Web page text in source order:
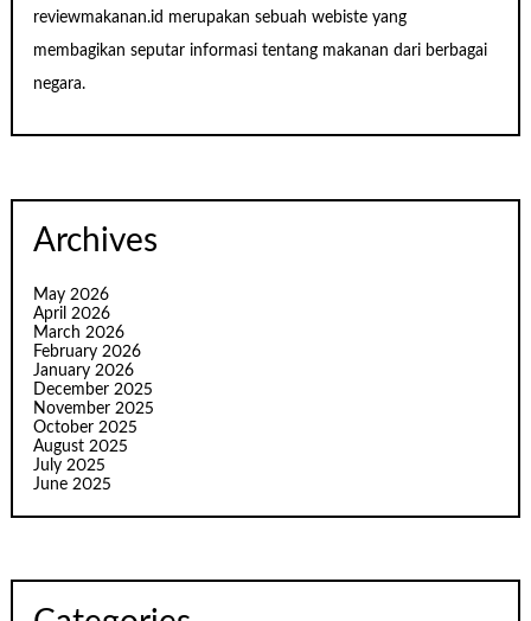
reviewmakanan.id merupakan sebuah webiste yang
membagikan seputar informasi tentang makanan dari berbagai
negara.
Archives
May 2026
April 2026
March 2026
February 2026
January 2026
December 2025
November 2025
October 2025
August 2025
July 2025
June 2025